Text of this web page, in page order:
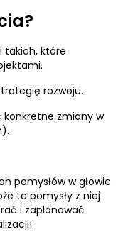
takich, które
rozwoju.
konkretne zmiany w
pomysłów w głowie
te pomysły z niej
i zaplanować